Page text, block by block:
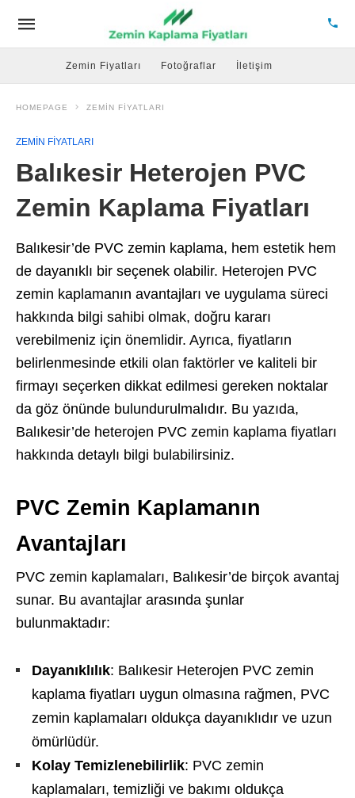
Zemin Fiyatları Fotoğraflar İletişim
HOMEPAGE ZEMIN FIYATLARI
ZEMIN FIYATLARI
Balıkesir Heterojen PVC
Zemin Kaplama Fiyatları
Balıkesir’de PVC zemin kaplama, hem estetik hem
de dayanıklı bir seçenek olabilir. Heterojen PVC
zemin kaplamanın avantajları ve uygulama süreci
hakkında bilgi sahibi olmak, doğru kararı
verebilmeniz için önemlidir. Ayrıca, fiyatların
belirlenmesinde etkili olan faktörler ve kaliteli bir
firmayı seçerken dikkat edilmesi gereken noktalar
da göz önünde bulundurulmalıdır. Bu yazıda,
Balıkesir’de heterojen PVC zemin kaplama fiyatları
hakkında detaylı bilgi bulabilirsiniz.
PVC Zemin Kaplamanın
Avantajları
PVC zemin kaplamaları, Balıkesir’de birçok avantaj
sunar. Bu avantajlar arasında şunlar
bulunmaktadır:
Dayanıklılık: Balıkesir Heterojen PVC zemin
kaplama fiyatları uygun olmasına rağmen, PVC
zemin kaplamaları oldukça dayanıklıdır ve uzun
ömürlüdür.
Kolay Temizlenebilirlik: PVC zemin
kaplamaları, temizliği ve bakımı oldukça